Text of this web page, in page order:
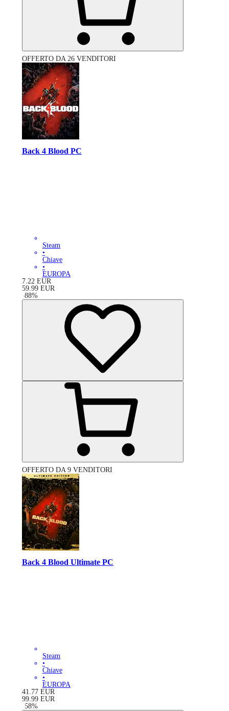
OFFERTO DA 26 VENDITORI
Back 4 Blood PC
Steam
•
Chiave
•
EUROPA
7.22 EUR
59.99 EUR
-88%
OFFERTO DA 9 VENDITORI
Back 4 Blood Ultimate PC
Steam
•
Chiave
•
EUROPA
41.77 EUR
99.99 EUR
-58%